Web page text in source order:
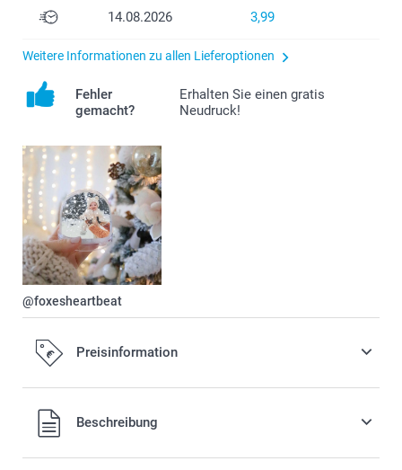
14.08.2026 3,99
Weitere Informationen zu allen Lieferoptionen
Fehler
gemacht?
Erhalten Sie einen gratis
Neudruck!
@foxesheartbeat
Preisinformation
Alle Preise verstehen sich in EURO (€) inkl. MwSt. und zzgl.
Versandkosten.Beschreibung